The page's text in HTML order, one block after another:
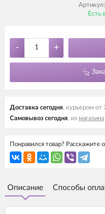
Артикул:
Есть
- +
Доставка cегодня, курьером от
Самовывоз cегодня, из магазина
Понравился товар? Расскажите
Описание Способы